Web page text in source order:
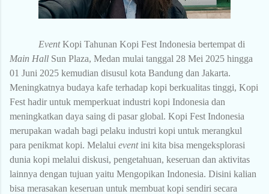
EventKopi Tahunan Kopi Fest Indonesia bertempat di
Main Hall Sun Plaza, Medan mulai tanggal 28 Mei 2025 hingga
01 Juni 2025 kemudian disusul kota Bandung dan Jakarta.
Meningkatnya budaya kafe terhadap kopi berkualitas tinggi, Kopi
Fest hadir untuk memperkuat industri kopi Indonesia dan
meningkatkan daya saing di pasar global. Kopi Fest Indonesia
merupakan wadah bagi pelaku industri kopi untuk merangkul
para penikmat kopi. Melalui eventini kita bisa mengeksplorasi
dunia kopi melalui diskusi, pengetahuan, keseruan dan aktivitas
lainnya dengan tujuan yaitu Mengopikan Indonesia. Disini kalian
bisa merasakan keseruan untuk membuat kopi sendiri secara